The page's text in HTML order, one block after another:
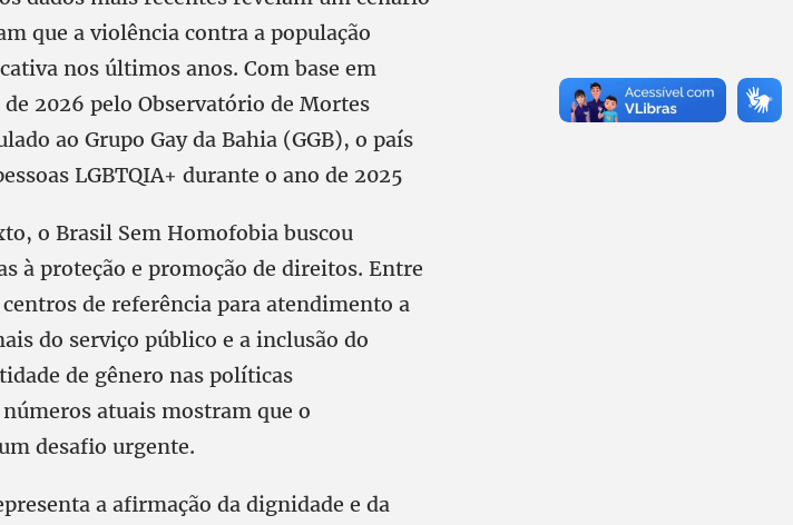
que a violência contra a população
nos últimos anos. Com base em
2026 pelo Observatório de Mortes
ao Grupo Gay da Bahia (GGB), o país
LGBTQIA+ durante o ano de 2025
o Brasil Sem Homofobia buscou
à proteção e promoção de direitos. Entre
de referência para atendimento a
do serviço público e a inclusão do
de gênero nas políticas
atuais mostram que o
desafio urgente.
a afirmação da dignidade e da